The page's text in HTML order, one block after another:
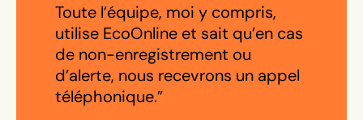
Toute l’équipe, moi y compris,
utilise EcoOnline et sait qu’en cas
de non-enregistrement ou
d’alerte, nous recevrons un appel
téléphonique.”